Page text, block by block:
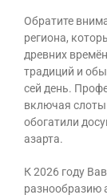
Обратите
региона,
древних
традиций и
сей день.
включая слоты
обогатили
азарта.
К 2026 году
разнообразию